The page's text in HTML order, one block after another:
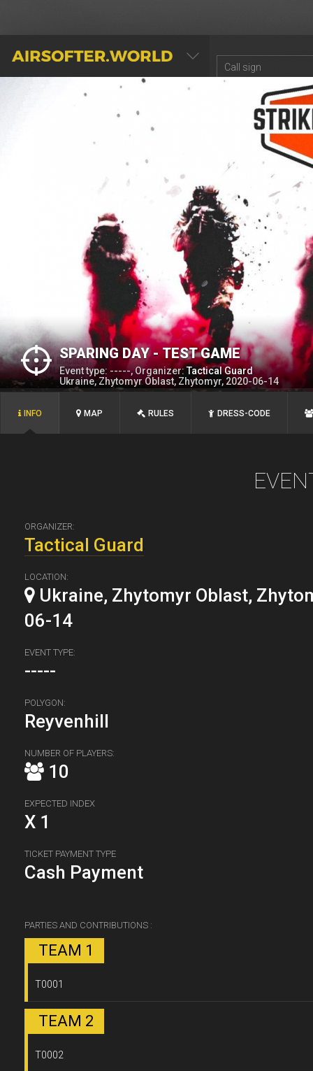
AIRSOFTER.WORLD
SPARING DAY - TEST GAME
Event type: -----, Organizer:Tactical Guard
Ukraine, Zhytomyr Oblast, Zhytomyr, 2020-06-14
INFO MAP RULES DRESS-CODE
ORGANIZER:
Tactical Guard
LOCATION:
Ukraine, Zhytomyr Oblast,
06-14
EVENT TYPE:
-----
POLYGON:
Reyvenhill
NUMBER OF PLAYERS:
10
EXPECTED INDEX
X 1
TICKET PAYMENT TYPE
Cash Payment
PARTIES AND CONTRIBUTIONS :
TEAM 1
T0001
TEAM 2
T0002